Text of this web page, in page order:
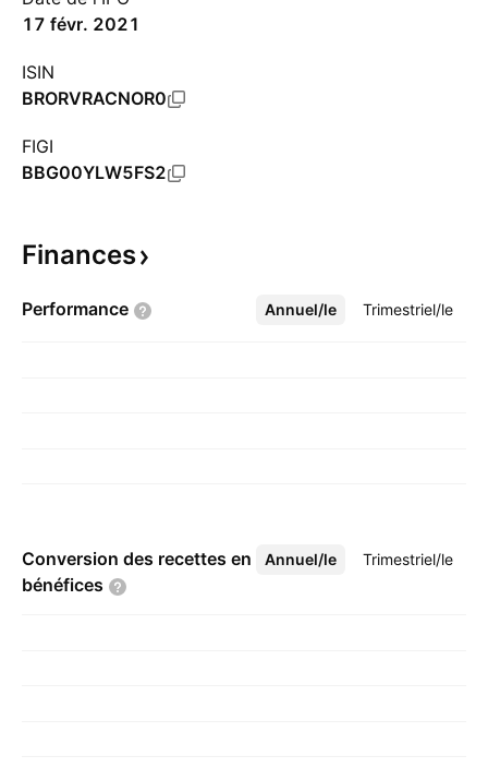
17 févr. 2021
ISIN
BRORVRACNOR0
FIGI
BBG00YLW5FS2
Finances
Performance Annuel/le Trimestriel/le
Plus
Conversion des recettes en
bénéfices
Annuel/le Trimestriel/le
Plus